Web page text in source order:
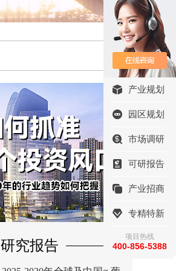
研究报告
产业规划
园区规划
市场调研
可研报告
产业招商
专精特新
项目热线
400-856-5388